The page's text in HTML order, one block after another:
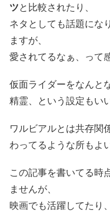
ツと比較されたり、
ネタとしても話題にな
ますが、
愛されてるなぁ、って
仮面ライダーをなんと
精霊、という設定もい
ワルビアルとは共存関
わってるような所もよ
この記事を書いてる時
ませんが、
映画でも活躍してたり